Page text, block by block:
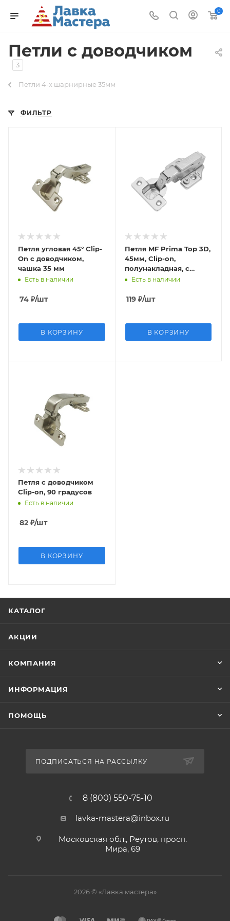
0
Петли с доводчиком
3
Петли 4-х шарнирные 35мм
ФИЛЬТР
Петля угловая 45° Clip-
On с доводчиком,
чашка 35 мм
Есть в наличии
74 ₽/шт
В КОРЗИНУ
Петля MF Prima Top 3D,
45мм, Clip-on,
полунакладная, с
доводчиком, мягкий
Есть в наличии
119₽/шт
В КОРЗИНУ
Петля с доводчиком
Clip-on, 90 градусов
Есть в наличии
82 ₽/шт
В КОРЗИНУ
КАТАЛОГ
АКЦИИ
КОМПАНИЯ
ИНФОРМАЦИЯ
ПОМОЩЬ
ПОДПИСАТЬСЯ НА РАССЫЛКУ
8 (800) 550-75-10
lavka-mastera@inbox.ru
Московская обл., Реутов, просп.
Мира, 69
2026 © «Лавка мастера»